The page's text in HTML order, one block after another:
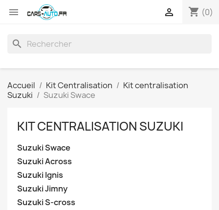
 shopping_cart (0)

search
Accueil Kit Centralisation
Kit centralisation
Suzuki
Suzuki Swace
KIT CENTRALISATION SUZUKI
Suzuki Swace
Suzuki Across
Suzuki Ignis
Suzuki Jimny
Suzuki S-cross